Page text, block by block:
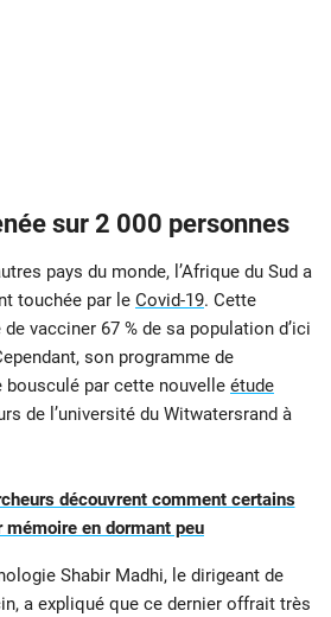
sur 2 000 personnes
pays du monde, l’Afrique du Sud a
touchée par le Covid-19. Cette
vacciner 67 % de sa population d’ici
son programme de
par cette nouvelle étude
de l’université du Witwatersrand à
découvrent comment certains
en dormant peu
Shabir Madhi, le dirigeant de
a expliqué que ce dernier offrait très